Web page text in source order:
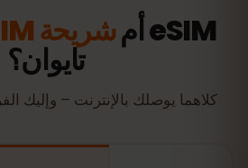
eSIM أم شريحة SIM محلية
تايوان؟
كلاهما يوصلك بالإنترنت – وإليك